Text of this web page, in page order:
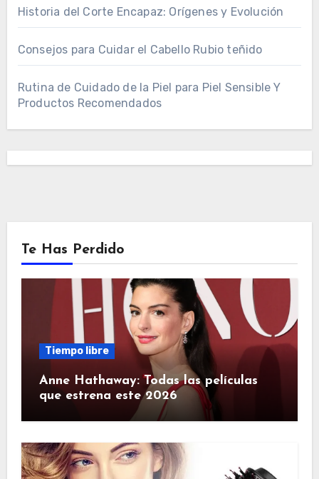
Historia del Corte Encapaz: Orígenes y Evolución
Consejos para Cuidar el Cabello Rubio teñido
Rutina de Cuidado de la Piel para Piel Sensible Y
Productos Recomendados
Te Has Perdido
Tiempo libre
Anne Hathaway: Todas las películas
que estrena este 2026